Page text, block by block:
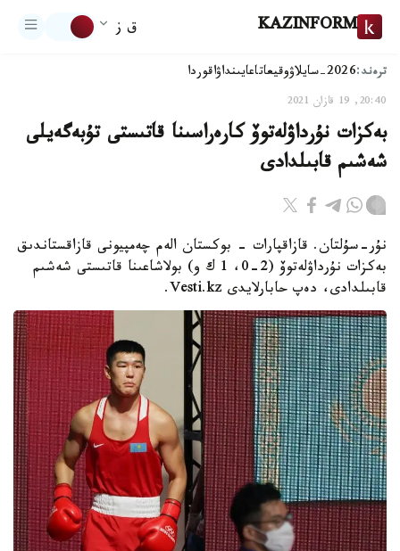
KAZINFORM ق ز
ترەند:2026-سايلاۋ وقيعاتاعايىنداۋاقوردا
20:40, 19 قازان 2021
بەكزات نۇرداۋلەتوۆ كارەراسىنا قاتىستى تۇبەگەيلى
شەشىم قابىلدادى
نۇر-سۇلتان. قازاقپارات - بوكستان الەم چەمپيونى قازاقستاندىق
بەكزات نۇرداۋلەتوۆ (2-0، 1 ك و) بولاشاعىنا قاتىستى شەشىم
قابىلدادى، دەپ حابارلايدى Vesti.kz.